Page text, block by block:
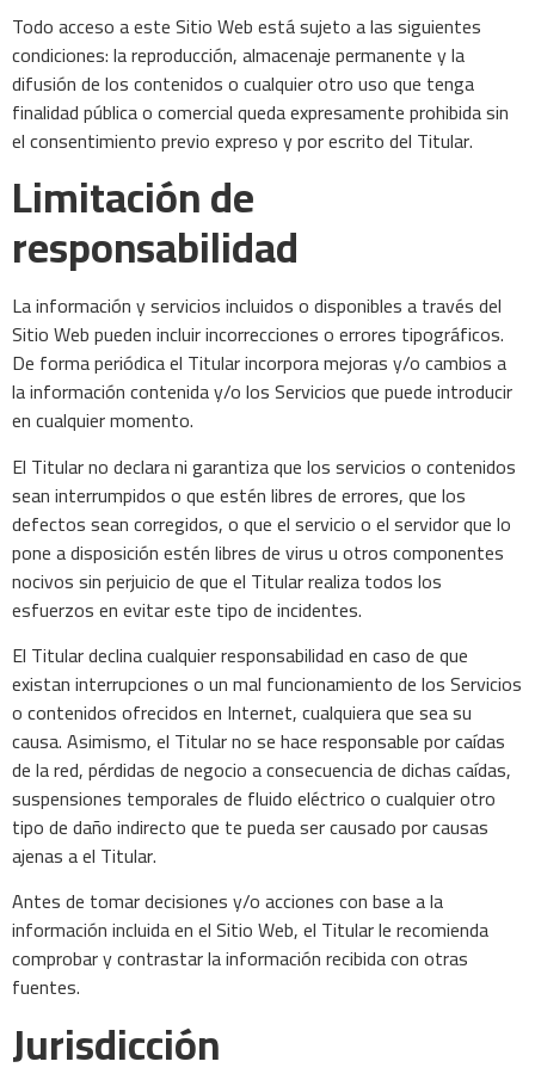
Todo acceso a este Sitio Web está sujeto a las siguientes
condiciones: la reproducción, almacenaje permanente y la
difusión de los contenidos o cualquier otro uso que tenga
finalidad pública o comercial queda expresamente prohibida sin
el consentimiento previo expreso y por escrito del Titular.
Limitación de
responsabilidad
La información y servicios incluidos o disponibles a través del
Sitio Web pueden incluir incorrecciones o errores tipográficos.
De forma periódica el Titular incorpora mejoras y/o cambios a
la información contenida y/o los Servicios que puede introducir
en cualquier momento.
El Titular no declara ni garantiza que los servicios o contenidos
sean interrumpidos o que estén libres de errores, que los
defectos sean corregidos, o que el servicio o el servidor que lo
pone a disposición estén libres de virus u otros componentes
nocivos sin perjuicio de que el Titular realiza todos los
esfuerzos en evitar este tipo de incidentes.
El Titular declina cualquier responsabilidad en caso de que
existan interrupciones o un mal funcionamiento de los Servicios
o contenidos ofrecidos en Internet, cualquiera que sea su
causa. Asimismo, el Titular no se hace responsable por caídas
de la red, pérdidas de negocio a consecuencia de dichas caídas,
suspensiones temporales de fluido eléctrico o cualquier otro
tipo de daño indirecto que te pueda ser causado por causas
ajenas a el Titular.
Antes de tomar decisiones y/o acciones con base a la
información incluida en el Sitio Web, el Titular le recomienda
comprobar y contrastar la información recibida con otras
fuentes.
Jurisdicción